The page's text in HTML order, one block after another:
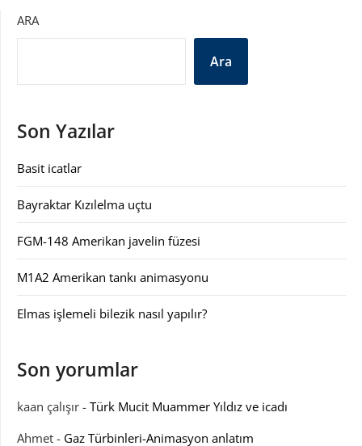
ARA
Ara
Son Yazılar
Basit icatlar
Bayraktar Kızılelma uçtu
FGM-148 Amerikan javelin füzesi
M1A2 Amerikan tankı animasyonu
Elmas işlemeli bilezik nasıl yapılır?
Son yorumlar
kaan çalışır - Türk Mucit Muammer Yıldız ve icadı
Ahmet - Gaz Türbinleri-Animasyon anlatım